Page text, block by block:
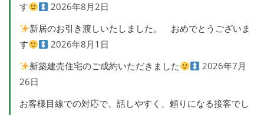
す
2026年8月2日
新居のお引き渡しいたしました。 おめでとうございま
す
2026年8月1日
新築建売住宅のご成約いただきました
2026年7月
26日
お客様目線での対応で、話しやすく、頼りになる接客でし